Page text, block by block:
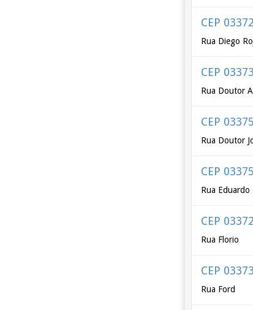
CEP
Rua Diego
CEP
Rua Doutor
CEP
Rua Doutor
CEP
Rua Eduardo
CEP
Rua Florio
CEP
Rua Ford